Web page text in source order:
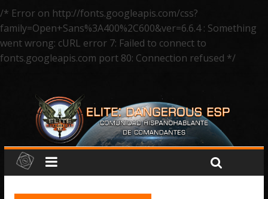
/* Error on http://fonts.googleapis.com/css?
family=Open+Sans%3A400%2C600&ver=6.6.4 : Something
went wrong: cURL error 7: Failed to connect to
fonts.googleapis.com port 80: Connection refused */